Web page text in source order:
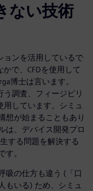
ない技術
ョンを活用しているで
で、CFDを使用して
博士は言います。
調査、フィージビリ
用しています。シミュ
想が始まることもあり
は、デバイス開発プロ
する問題を解決する
す。
吸の仕方も違う (「口
もいる) ため、シミュ